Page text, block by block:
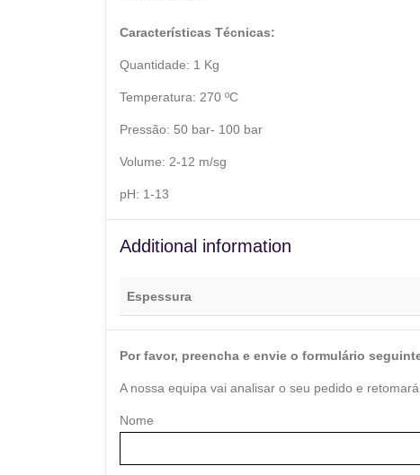
Características Técnicas:
Quantidade: 1 Kg
Temperatura: 270 ºC
Pressão: 50 bar- 100 bar
Volume: 2-12 m/sg
pH: 1-13
Additional information
Espessura
Por favor, preencha e envie o formulário
A nossa equipa vai analisar o seu pedido e
Nome